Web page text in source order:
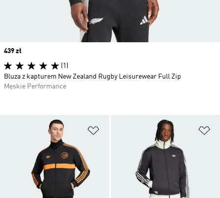
Dodaj do listy życzeń
Price
439 zł
(1)
Bluza z kapturem New Zealand Rugby Leisurewear Full Zip
Męskie Performance